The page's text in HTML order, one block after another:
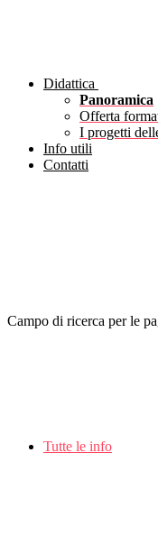
Didattica
Panoramica
Offerta
I progetti
Info utili
Contatti
Campo di ricerca per le
Tutte le info